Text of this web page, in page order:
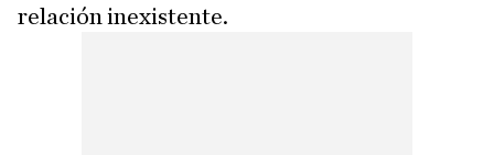
relación inexistente.